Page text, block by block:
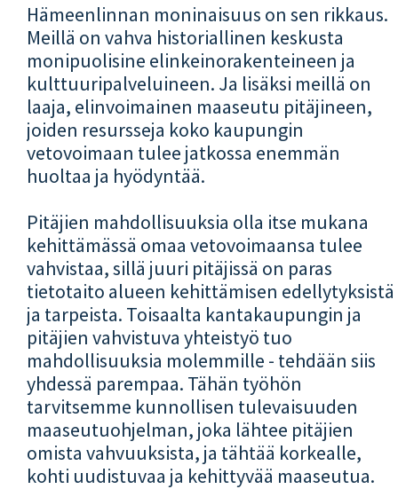
Hämeenlinnan moninaisuus on sen rikkaus.
Meillä on vahva historiallinen keskusta
monipuolisine elinkeinorakenteineen ja
kulttuuripalveluineen. Ja lisäksi meillä on
laaja, elinvoimainen maaseutu pitäjineen,
joiden resursseja koko kaupungin
vetovoimaan tulee jatkossa enemmän
huoltaa ja hyödyntää.
Pitäjien mahdollisuuksia olla itse mukana
kehittämässä omaa vetovoimaansa tulee
vahvistaa, sillä juuri pitäjissä on paras
tietotaito alueen kehittämisen edellytyksistä
ja tarpeista. Toisaalta kantakaupungin ja
pitäjien vahvistuva yhteistyö tuo
mahdollisuuksia molemmille - tehdään siis
yhdessä parempaa. Tähän työhön
tarvitsemme kunnollisen tulevaisuuden
maaseutuohjelman, joka lähtee pitäjien
omista vahvuuksista, ja tähtää korkealle,
kohti uudistuvaa ja kehittyvää maaseutua.